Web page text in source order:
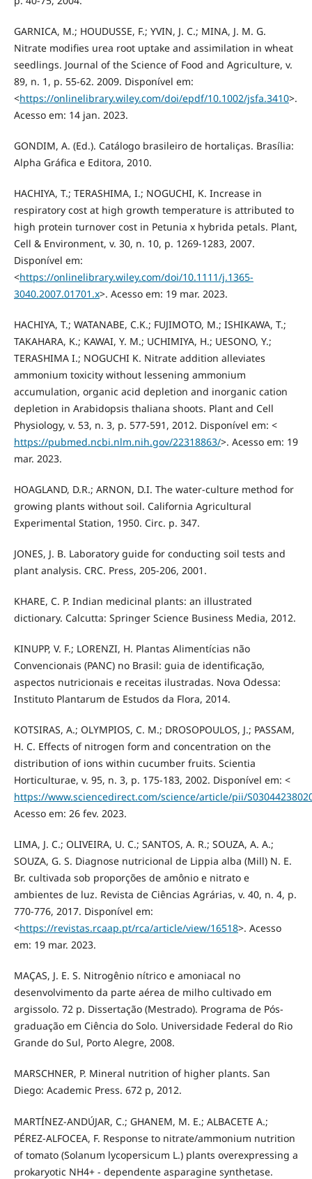
GARNICA, M.; HOUDUSSE, F.; YVIN, J. C.; MINA, J. M. G.
Nitrate modifies urea root uptake and assimilation in wheat
seedlings. Journal of the Science of Food and Agriculture, v.
89, n. 1, p. 55-62. 2009. Disponível em:
<https://onlinelibrary.wiley.com/doi/epdf/10.1002/jsfa.3410>.
Acesso em: 14 jan. 2023.
GONDIM, A. (Ed.). Catálogo brasileiro de hortaliças. Brasília:
Alpha Gráfica e Editora, 2010.
HACHIYA, T.; TERASHIMA, I.; NOGUCHI, K. Increase in
respiratory cost at high growth temperature is attributed to
high protein turnover cost in Petunia x hybrida petals. Plant,
Cell & Environment, v. 30, n. 10, p. 1269-1283, 2007.
Disponível em:
<https://onlinelibrary.wiley.com/doi/10.1111/j.1365-
3040.2007.01701.x>. Acesso em: 19 mar. 2023.
HACHIYA, T.; WATANABE, C.K.; FUJIMOTO, M.; ISHIKAWA, T.;
TAKAHARA, K.; KAWAI, Y. M.; UCHIMIYA, H.; UESONO, Y.;
TERASHIMA I.; NOGUCHI K. Nitrate addition alleviates
ammonium toxicity without lessening ammonium
accumulation, organic acid depletion and inorganic cation
depletion in Arabidopsis thaliana shoots. Plant and Cell
Physiology, v. 53, n. 3, p. 577-591, 2012. Disponível em: <
https://pubmed.ncbi.nlm.nih.gov/22318863/>. Acesso em: 19
mar. 2023.
HOAGLAND, D.R.; ARNON, D.I. The water-culture method for
growing plants without soil. California Agricultural
Experimental Station, 1950. Circ. p. 347.
JONES, J. B. Laboratory guide for conducting soil tests and
plant analysis. CRC. Press, 205-206, 2001.
KHARE, C. P. Indian medicinal plants: an illustrated
dictionary. Calcutta: Springer Science Business Media, 2012.
KINUPP, V. F.; LORENZI, H. Plantas Alimentícias não
Convencionais (PANC) no Brasil: guia de identificação,
aspectos nutricionais e receitas ilustradas. Nova Odessa:
Instituto Plantarum de Estudos da Flora, 2014.
KOTSIRAS, A.; OLYMPIOS, C. M.; DROSOPOULOS, J.; PASSAM,
H. C. Effects of nitrogen form and concentration on the
distribution of ions within cucumber fruits. Scientia
Horticulturae, v. 95, n. 3, p. 175-183, 2002. Disponível em: <
https://www.sciencedirect.com/science/article/pii/
Acesso em: 26 fev. 2023.
LIMA, J. C.; OLIVEIRA, U. C.; SANTOS, A. R.; SOUZA, A. A.;
SOUZA, G. S. Diagnose nutricional de Lippia alba (Mill) N. E.
Br. cultivada sob proporções de amônio e nitrato e
ambientes de luz. Revista de Ciências Agrárias, v. 40, n. 4, p.
770-776, 2017. Disponível em:
<https://revistas.rcaap.pt/rca/article/view/16518>. Acesso
em: 19 mar. 2023.
MAÇAS, J. E. S. Nitrogênio nítrico e amoniacal no
desenvolvimento da parte aérea de milho cultivado em
argissolo. 72 p. Dissertação (Mestrado). Programa de Pós-
graduação em Ciência do Solo. Universidade Federal do Rio
Grande do Sul, Porto Alegre, 2008.
MARSCHNER, P. Mineral nutrition of higher plants. San
Diego: Academic Press. 672 p, 2012.
MARTÍNEZ-ANDÚJAR, C.; GHANEM, M. E.; ALBACETE A.;
PÉREZ-ALFOCEA, F. Response to nitrate/ammonium nutrition
of tomato (Solanum lycopersicum L.) plants overexpressing a
prokaryotic NH4+ - dependente asparagine synthetase.